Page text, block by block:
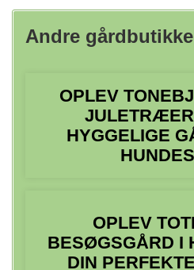
Andre
OPLEV
HYGGELIGE
OPLEV
BESØGSGÅRD I
DIN